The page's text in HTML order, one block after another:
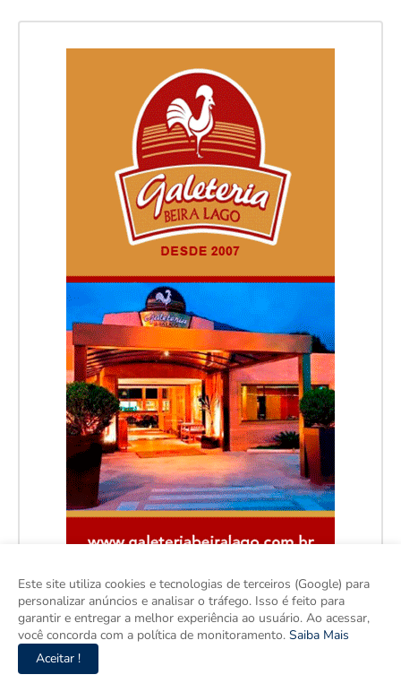
Facebook
Este site utiliza cookies e tecnologias de terceiros (Google) para
personalizar anúncios e analisar o tráfego. Isso é feito para
garantir e entregar a melhor experiência ao usuário. Ao acessar,
você concorda com a política de monitoramento. Saiba Mais
Aceitar !